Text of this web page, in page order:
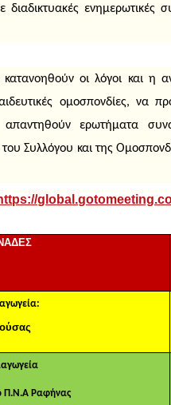
κατανοηθούν οι λόγοι και η
ομοσπονδίες, να
ερωτήματα
Συλλόγου και της
://global .gotomeeting.
Π.Ν.Α Ραφήνας